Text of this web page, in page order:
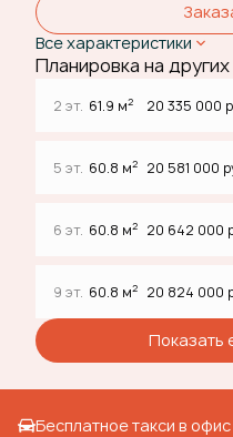
Все характеристики
Планировка на
2 эт. 61.9 м2 20 335 000
5 эт. 60.8 м2 20 581 000
6 эт. 60.8 м2 20 642 000
9 эт. 60.8 м2 20 824 000
Показать
Бесплатное такси в